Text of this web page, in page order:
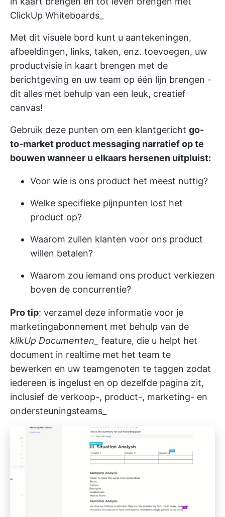
ClickUp Whiteboards_
Met dit visuele bord kunt u aantekeningen,
afbeeldingen, links, taken, enz. toevoegen, uw
productvisie in kaart brengen met de
berichtgeving en uw team op één lijn brengen -
dit alles met behulp van een leuk, creatief
canvas!
Gebruik deze punten om een klantgericht go-
to-market product messaging narratief op te
bouwen wanneer u elkaars hersenen uitpluist:
Voor wie is ons product het meest nuttig?
Welke specifieke pijnpunten lost het
product op?
Waarom zullen klanten voor ons product
willen betalen?
Waarom zou iemand ons product verkiezen
boven de concurrentie?
Pro tip: verzamel deze informatie voor je
marketingabonnement met behulp van de
klikUp Documenten_
feature, die u helpt het
document in realtime met het team te
bewerken en uw teamgenoten te taggen zodat
iedereen is ingelust en op dezelfde pagina zit,
inclusief de verkoop-, product-, marketing- en
ondersteuningsteams_